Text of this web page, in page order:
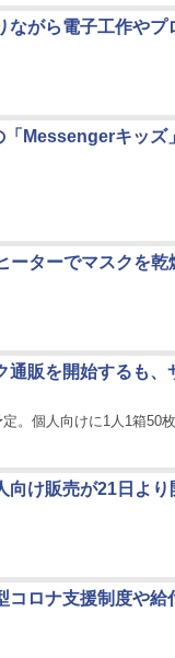
ながら電子工作やプ
Messengerキッズ
ターでマスクを乾
通販を開始するも、
。個人向けに1人1箱50
向け販売が21日よ
コロナ支援制度や給